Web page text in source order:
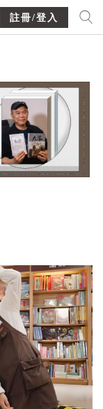
註冊/登入